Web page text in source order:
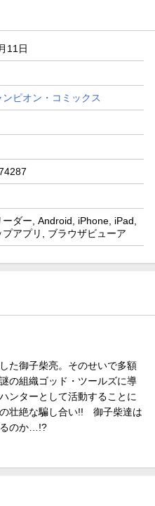
11日
ンピオン・コミックス
ダー, Android, iPhone, iPad,
アプリ, ブラウザビューア
た御子柴亮。そのせいで多額
の組織ゴッド・ツールズに導
ンターとして活動することに
壮絶な騙し合い!! 御子柴達は
るのか…!?